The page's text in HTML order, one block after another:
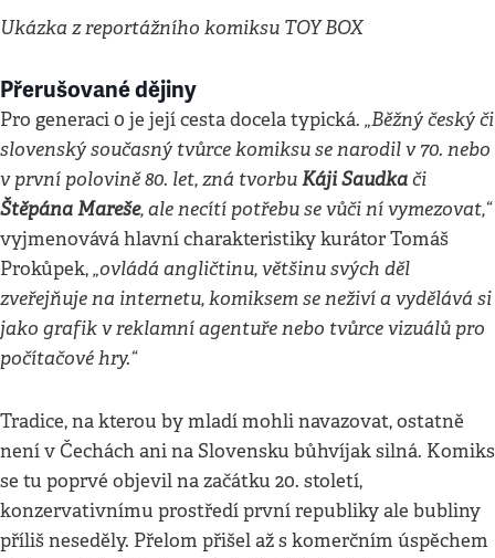
Ukázka z reportážního komiksu TOY BOX
Přerušované dějiny
Pro generaci 0 je její cesta docela typická. „Běžný český či
slovenský současný tvůrce komiksu se narodil v 70. nebo
v první polovině 80. let, zná tvorbuKáji Saudkači
Štěpána Mareše, ale necítí potřebu se vůči ní vymezovat,“
vyjmenovává hlavní charakteristiky kurátor Tomáš
Prokůpek,„ovládá angličtinu, většinu svých děl
zveřejňuje na internetu, komiksem se neživí a vydělává si
jako grafik v reklamní agentuře nebo tvůrce vizuálů pro
počítačové hry.“
Tradice, na kterou by mladí mohli navazovat, ostatně
není v Čechách ani na Slovensku bůhvíjak silná. Komiks
se tu poprvé objevil na začátku 20. století,
konzervativnímu prostředí první republiky ale bubliny
příliš neseděly. Přelom přišel až s komerčním úspěchem